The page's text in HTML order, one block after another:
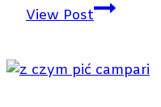
View PostSezonowe
zimę